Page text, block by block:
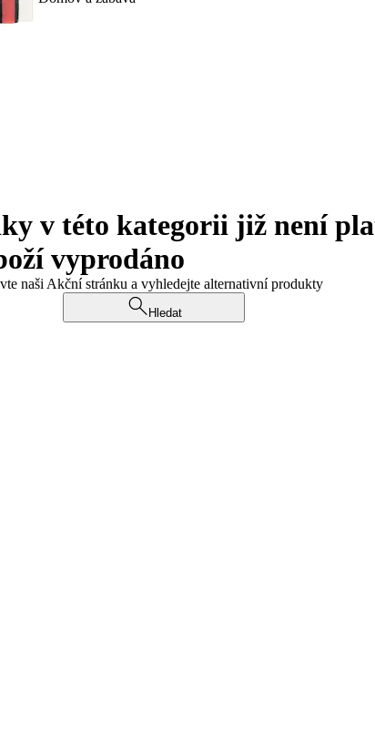
v této kategorii již není
vyprodáno
naši Akční stránku a vyhledejte alternativní produkty
Hledat